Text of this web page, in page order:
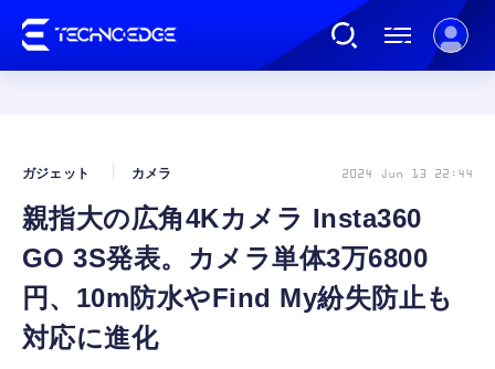
AI
ガジェット
親指大の広角4Kカメラ Insta360
GO 3S発表。カメラ単体3万6800
円、10m防水やFind My紛失防止も
対応に進化
ガジェット カメラ 2024 Jun 13 22:44